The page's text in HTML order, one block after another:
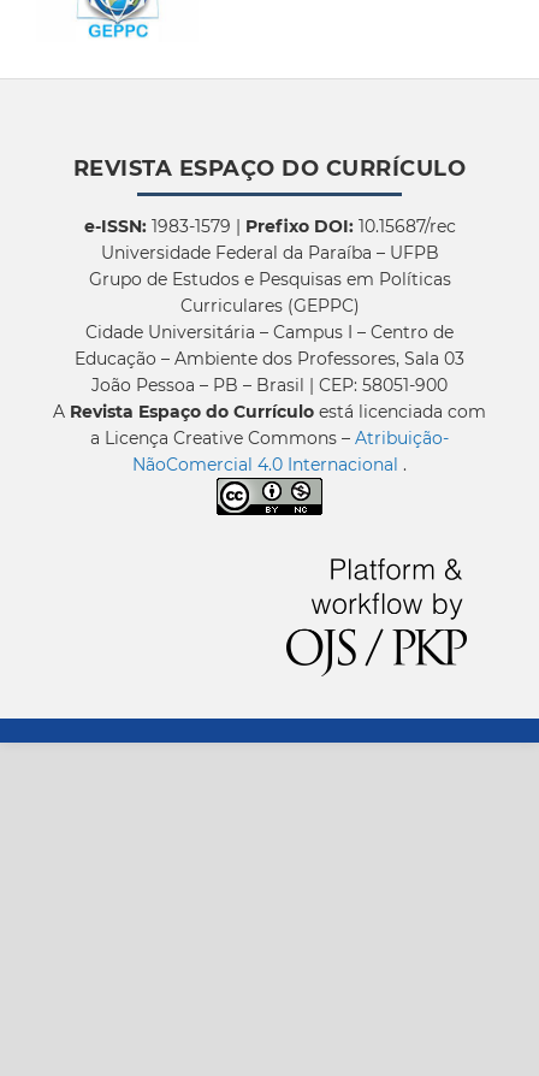
REVISTA ESPAÇO DO CURRÍCULO
e-ISSN:1983-1579 | Prefixo DOI:10.15687/rec
Universidade Federal da Paraíba – UFPB
Grupo de Estudos e Pesquisas em Políticas
Curriculares (GEPPC)
Cidade Universitária – Campus I – Centro de
Educação – Ambiente dos Professores, Sala 03
João Pessoa – PB – Brasil | CEP: 58051-900
A Revista Espaço do Currículo está licenciada com
a Licença Creative Commons – Atribuição-
NãoComercial 4.0 Internacional .